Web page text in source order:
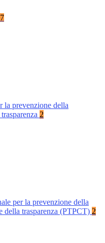
la prevenzione della
2
per la prevenzione della
della trasparenza (PTPCT) 2